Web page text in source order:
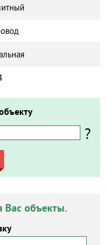
?
Вас объекты.